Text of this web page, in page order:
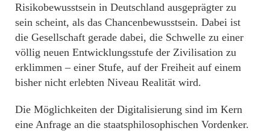
Risikobewusstsein in Deutschland ausgeprägter zu
sein scheint, als das Chancenbewusstsein. Dabei ist
die Gesellschaft gerade dabei, die Schwelle zu einer
völlig neuen Entwicklungsstufe der Zivilisation zu
erklimmen – einer Stufe, auf der Freiheit auf einem
bisher nicht erlebten Niveau Realität wird.
Die Möglichkeiten der Digitalisierung sind im Kern
eine Anfrage an die staatsphilosophischen Vordenker.